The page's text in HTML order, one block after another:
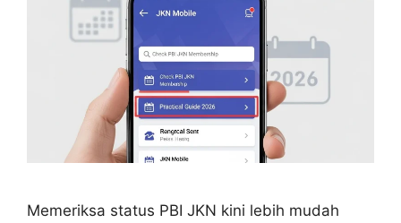
Memeriksa status PBI JKN kini lebih mudah